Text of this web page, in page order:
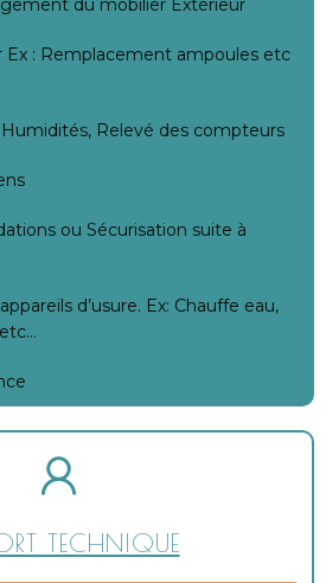
du mobilier Extérieur
Ex : Remplacement ampoules etc
Relevé des compteurs
ou Sécurisation suite à
d’usure. Ex: Chauffe eau,
TECHNIQUE